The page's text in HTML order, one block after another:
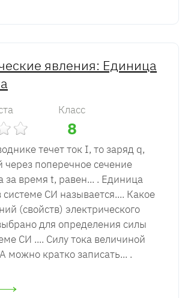
явления: Единица
Класс
8
течет ток I, то заряд q,
поперечное сечение
за время t, равен... . Единица
системе СИ называется.... Какое
(свойств) электрического
для определения силы
СИ .... Силу тока величиной
можно кратко записать... .